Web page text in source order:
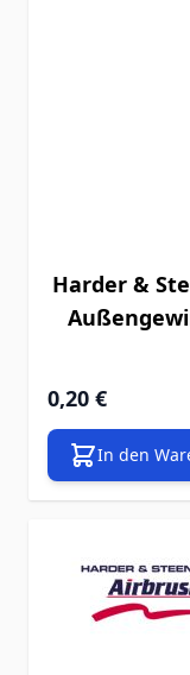
Harder &
0,20 €
In den